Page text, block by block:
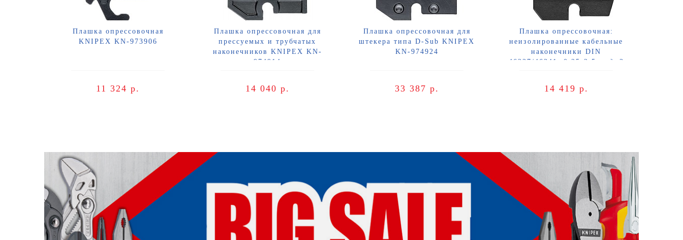
Плашка опрессовочная
KNIPEX KN-973906
11 324 р.
Плашка опрессовочная для
прессуемых и трубчатых
наконечников KNIPEX KN-
974914
14 040 р.
Плашка опрессовочная для
штекера типа D-Sub KNIPEX
KN-974924
33 387 р.
Плашка опрессовочная:
неизолированные кабельные
наконечники DIN
46237/46341, 0.25-2.5 мм², 3
14 419 р.